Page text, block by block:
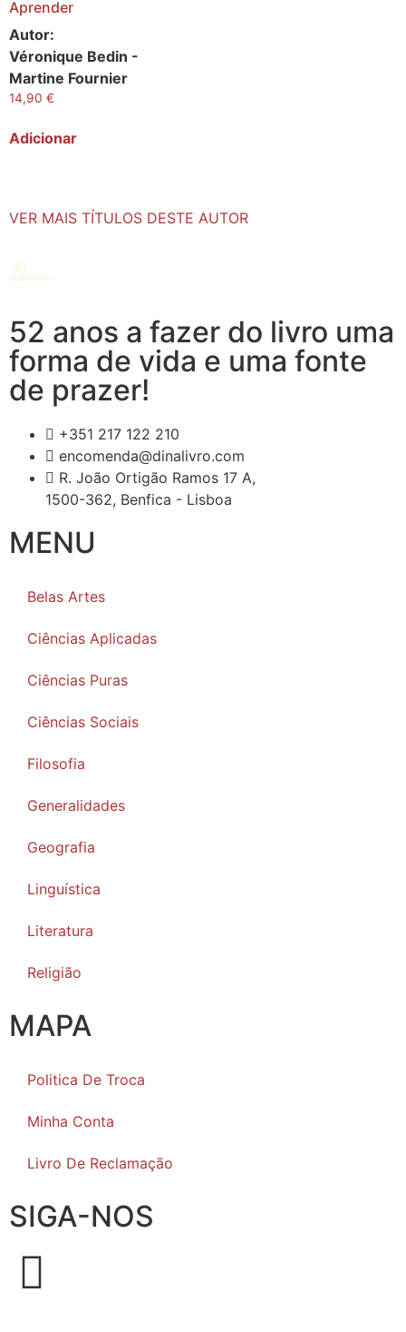
Aprender
Autor:
Véronique Bedin -
Martine Fournier
14,90 €
Adicionar
VER MAIS TÍTULOS DESTE AUTOR
52 anos a fazer do livro uma
forma de vida e uma fonte
de prazer!
+351 217 122 210
encomenda@dinalivro.com
R. João Ortigão Ramos 17 A,
1500-362, Benfica - Lisboa
MENU
Belas Artes
Ciências Aplicadas
Ciências Puras
Ciências Sociais
Filosofia
Generalidades
Geografia
Linguística
Literatura
Religião
MAPA
Politica De Troca
Minha Conta
Livro De Reclamação
SIGA-NOS